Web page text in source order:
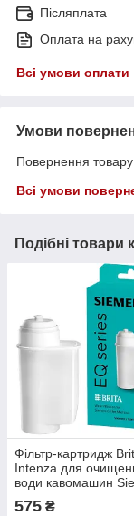
Післяплата
Оплата на
Всі умови оплати
Умови
Повернення
Всі умови
Подібні товари
Фільтр-картридж
Intenza для
води кавомашин
575 ₴